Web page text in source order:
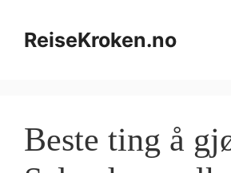
innholdReiseKroken.no
Beste ting å